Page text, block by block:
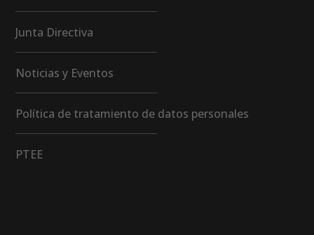
Junta Directiva
Noticias y Eventos
Política de tratamiento de datos personales
PTEE